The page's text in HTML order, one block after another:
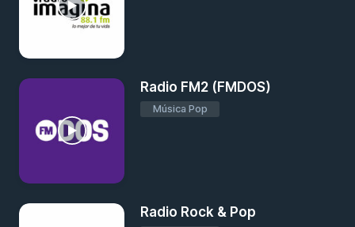
Radio FM2 (FMDOS)
Música Pop
Radio Rock & Pop